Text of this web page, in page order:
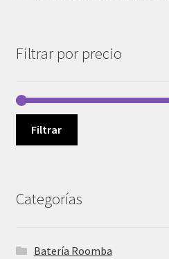
Filtrar por precio
Filtrar
Categorías
Batería Roomba